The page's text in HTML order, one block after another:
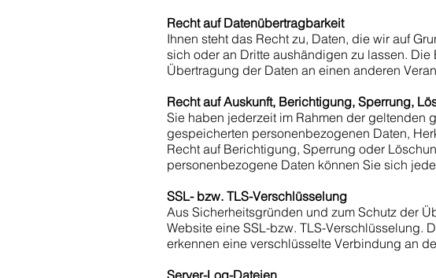
Recht auf Datenübertragbarkeit
Ihnen steht das Recht zu, Daten, die wir auf
sich oder an Dritte aushändigen zu lassen.
Übertragung der Daten an einen anderen
Recht auf Auskunft, Berichtigung, Sperrung,
Sie haben jederzeit im Rahmen der geltenden
gespeicherten personenbezogenen Daten,
Recht auf Berichtigung, Sperrung oder
personenbezogene Daten können Sie sich
SSL- bzw. TLS-Verschlüsselung
Aus Sicherheitsgründen und zum Schutz der
Website eine SSL-bzw. TLS-Verschlüsselung.
erkennen eine verschlüsselte Verbindung an
Server-Log-Dateien